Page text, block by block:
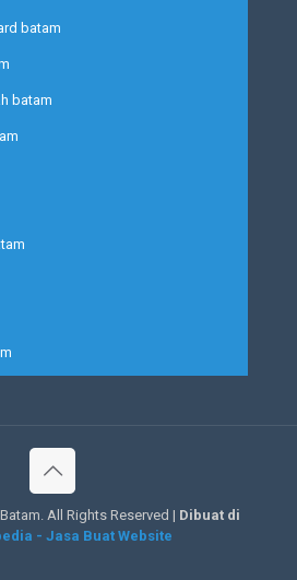
batam
batam
All Rights Reserved | Dibuat di
- Jasa Buat Website